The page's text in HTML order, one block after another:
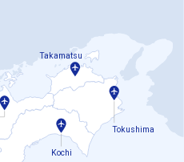
Kochi
Tokushima
Takamatsu